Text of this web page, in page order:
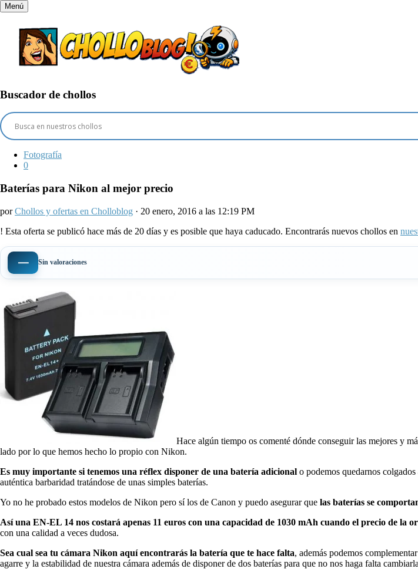
Menú
Buscador de chollos
Fotografía
0
Baterías para Nikon al mejor precio
porChollos y ofertas en Cholloblog · 20 enero, 2016 a las 12:19 PM
! Esta oferta se publicó hace más de 20 días y es posible que haya caducado. Encontrarás nuevos chollos en
— Sin valoraciones
Hace algún tiempo os comenté dónde conseguir las mejores y
lado por lo que hemos hecho lo propio con Nikon.
Es muy importante si tenemos una réflex disponer de una batería adicional o podemos quedarnos
auténtica barbaridad tratándose de unas simples baterías.
Yo no he probado estos modelos de Nikon pero sí los de Canon y puedo asegurar que las baterías se
Así una EN-EL 14 nos costará apenas 11 euros con una capacidad de 1030 mAh cuando el precio de la
con una calidad a veces dudosa.
Sea cual sea tu cámara Nikon aquí encontrarás la batería que te hace falta, además podemos
agarre y la estabilidad de nuestra cámara además de disponer de dos baterías para que no nos haga falta